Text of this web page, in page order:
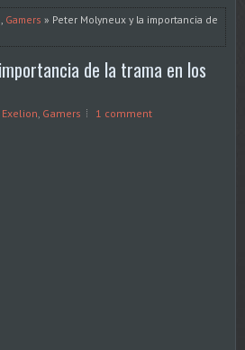
, Gamers » Peter Molyneux y la importancia de
de la trama en los
, Gamers 1 comment